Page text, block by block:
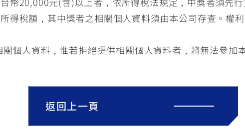
得稅額，其中獎者之相關個人資料須由本公司存查。權
個人資料，惟若拒絕提供相關個人資料者，將無法參加
返回上一頁